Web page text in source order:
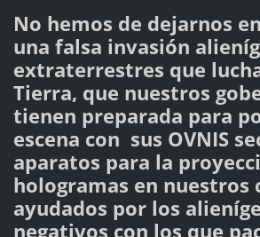
No hemos de dejarnos
una falsa invasión
extraterrestres que
Tierra, que nuestros
tienen preparada para
escena con sus OVNIS
aparatos para la
hologramas en nuestros
ayudados por los
negativos con los que